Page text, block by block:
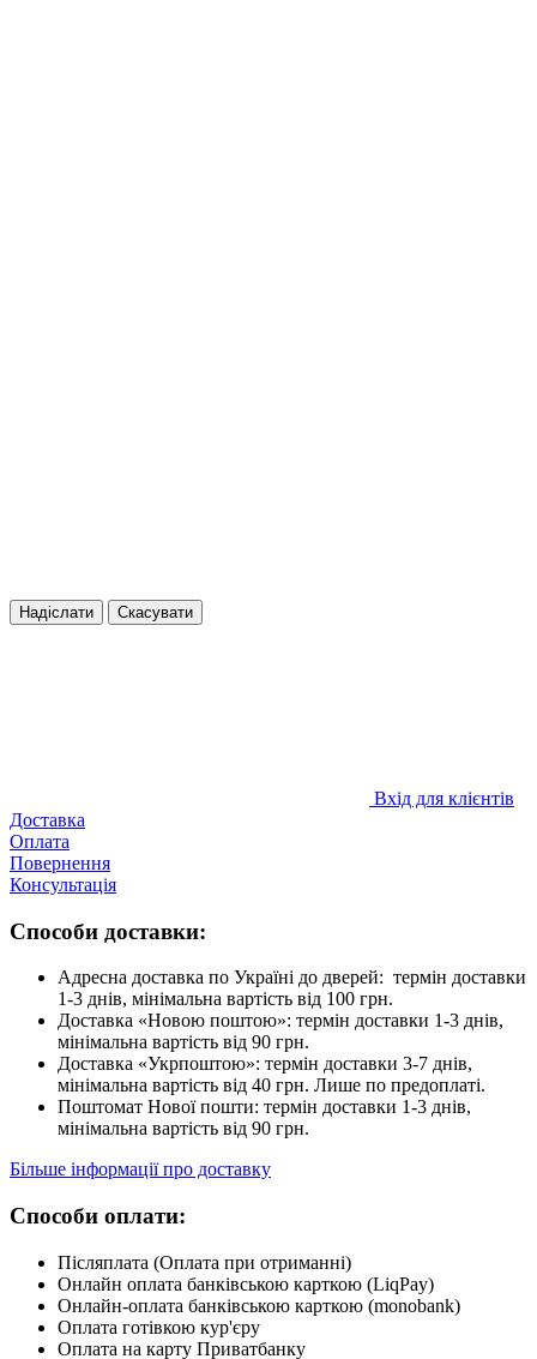
Надіслати Скасувати
Вхід для клієнтів
Доставка
Оплата
Повернення
Консультація
Способи доставки:
Адресна доставка по Україні до дверей: термін доставки
1-3 днів, мінімальна вартість від 100 грн.
Доставка «Новою поштою»: термін доставки 1-3 днів,
мінімальна вартість від 90 грн.
Доставка «Укрпоштою»: термін доставки 3-7 днів,
мінімальна вартість від 40 грн. Лише по предоплаті.
Поштомат Нової пошти: термін доставки 1-3 днів,
мінімальна вартість від 90 грн.
Більше інформації про доставку
Способи оплати:
Післяплата (Оплата при отриманні)
Онлайн оплата банківською карткою (LiqPay)
Онлайн-оплата банківською карткою (monobank)
Оплата готівкою кур'єру
Оплата на карту Приватбанку